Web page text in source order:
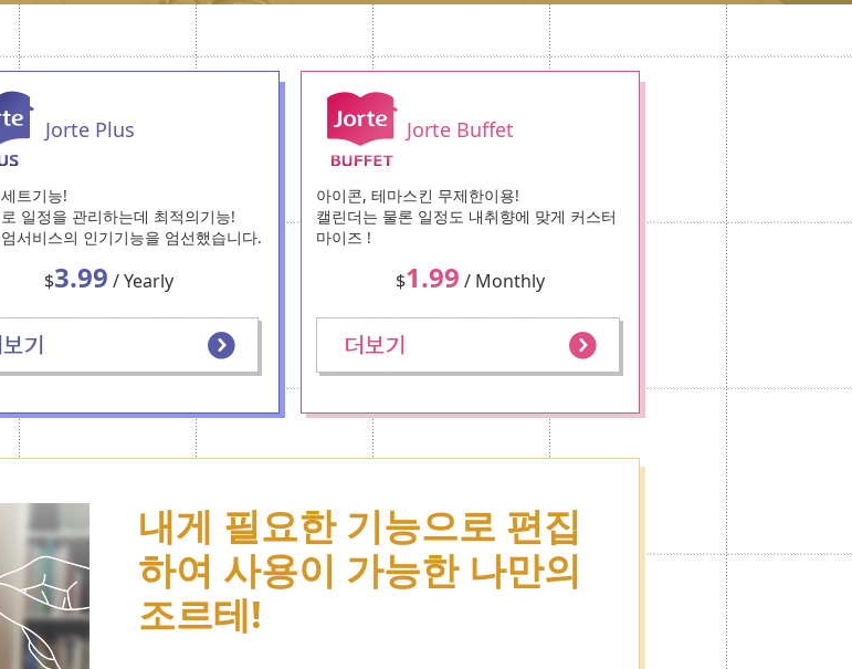
Jorte Plus
트기능!
일정을 관리하는데 최적의기능!
서비스의 인기기능을 엄선했습니다.
$3.99 / Yearly
Jorte Buffet
아이콘, 테마스킨 무제한이용!
캘린더는 물론 일정도 내취향에 맞게 커스터
마이즈 !
$1.99 / Monthly
내게 필요한 기능으로 편집
하여 사용이 가능한 나만의
조르테!
업
관
아이콘무제한이용으로 스
케줄관리가 더욱 즐거워졌
습니다!